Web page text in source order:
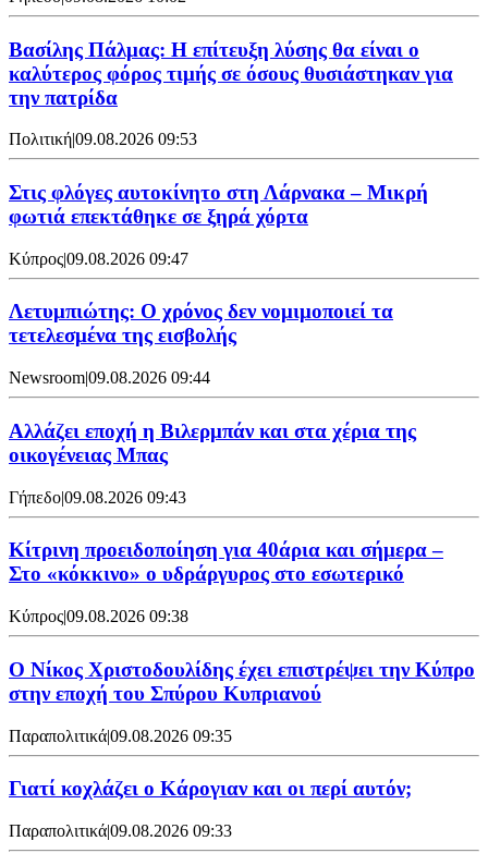
Βασίλης Πάλμας: Η επίτευξη λύσης θα είναι ο
καλύτερος φόρος τιμής σε όσους θυσιάστηκαν για
την πατρίδα
Πολιτική|09.08.2026 09:53
Στις φλόγες αυτοκίνητο στη Λάρνακα – Μικρή
φωτιά επεκτάθηκε σε ξηρά χόρτα
Κύπρος|09.08.2026 09:47
Λετυμπιώτης: Ο χρόνος δεν νομιμοποιεί τα
τετελεσμένα της εισβολής
Newsroom|09.08.2026 09:44
Aλλάζει εποχή η Βιλερμπάν και στα χέρια της
οικογένειας Μπας
Γήπεδο|09.08.2026 09:43
Κίτρινη προειδοποίηση για 40άρια και σήμερα –
Στο «κόκκινο» ο υδράργυρος στο εσωτερικό
Κύπρος|09.08.2026 09:38
Ο Νίκος Χριστοδουλίδης έχει επιστρέψει την Κύπρο
στην εποχή του Σπύρου Κυπριανού
Παραπολιτικά|09.08.2026 09:35
Γιατί κοχλάζει ο Κάρογιαν και οι περί αυτόν;
Παραπολιτικά|09.08.2026 09:33